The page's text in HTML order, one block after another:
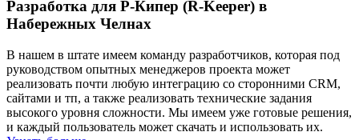
Разработка для Р-Кипер (R-Keeper) в
Набережных Челнах
В нашем в штате имеем команду разработчиков, которая под
руководством опытных менеджеров проекта может
реализовать почти любую интеграцию со сторонними CRM,
сайтами и тп, а также реализовать технические задания
высокого уровня сложности. Мы имеем уже готовые решения,
и каждый пользователь может скачать и использовать их.